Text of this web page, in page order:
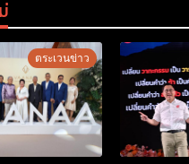
ตระเวนข่าว